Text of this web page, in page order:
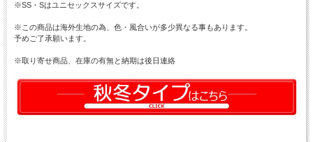
※SS・Sはユニセックスサイズです。
※この商品は海外生地の為、色・風合いが多少異なる事もあります。
予めご了承願います。
※取り寄せ商品、在庫の有無と納期は後日連絡